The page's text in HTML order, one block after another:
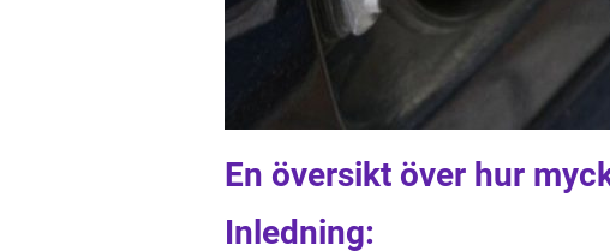
En översikt över hur
Inledning: